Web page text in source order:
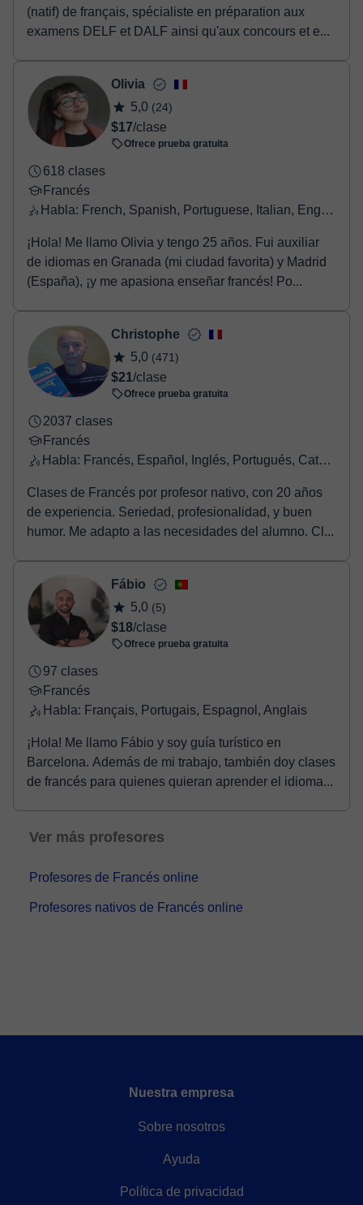
(natif) de français, spécialiste en préparation aux
examens DELF et DALF ainsi qu'aux concours et e...
Olivia
5,0 (24)
$17/clase
Ofrece prueba gratuita
618 clases
Francés
Habla: French, Spanish, Portuguese, Italian, English, Greek
¡Hola! Me llamo Olivia y tengo 25 años. Fui auxiliar
de idiomas en Granada (mi ciudad favorita) y Madrid
(España), ¡y me apasiona enseñar francés! Po...
Christophe
5,0 (471)
$21/clase
Ofrece prueba gratuita
2037 clases
Francés
Habla: Francés, Español, Inglés, Portugués, Catalán
Clases de Francés por profesor nativo, con 20 años
de experiencia. Seriedad, profesionalidad, y buen
humor. Me adapto a las necesidades del alumno. Cl...
Fábio
5,0 (5)
$18/clase
Ofrece prueba gratuita
97 clases
Francés
Habla: Français, Portugais, Espagnol, Anglais
¡Hola! Me llamo Fábio y soy guía turístico en
Barcelona. Además de mi trabajo, también doy clases
de francés para quienes quieran aprender el idioma...
Ver más profesores
Profesores de Francés online
Profesores nativos de Francés online
Nuestra empresa
Sobre nosotros
Ayuda
Política de privacidad